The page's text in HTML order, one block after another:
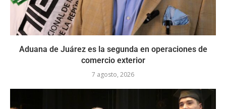
Aduana de Juárez es la segunda en operaciones de
comercio exterior
7 agosto, 2026